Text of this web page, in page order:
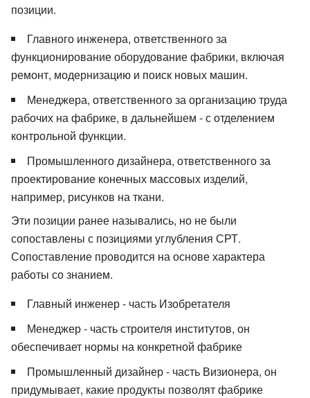
позиции.
Главного инженера, ответственного за
функционирование оборудование фабрики, включая
ремонт, модернизацию и поиск новых машин.
Менеджера, ответственного за организацию труда
рабочих на фабрике, в дальнейшем - с отделением
контрольной функции.
Промышленного дизайнера, ответственного за
проектирование конечных массовых изделий,
например, рисунков на ткани.
Эти позиции ранее назывались, но не были
сопоставлены с позициями углубления СРТ.
Сопоставление проводится на основе характера
работы со знанием.
Главный инженер - часть Изобретателя
Менеджер - часть строителя институтов, он
обеспечивает нормы на конкретной фабрике
Промышленный дизайнер - часть Визионера, он
придумывает, какие продукты позволят фабрике